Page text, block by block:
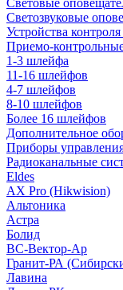
Световые
Светозвуковые
Устройства
Приемо-
1-3 шлейфа
11-16 шлейфов
4-7 шлейфов
8-10 шлейфов
Более 16 шлейфов
Дополнительное
Приборы
Радиоканальные
Eldes
AX Pro (Hikwision)
Альтоника
Астра
Болид
ВС-Вектор-Ар
Гранит-РА
Лавина